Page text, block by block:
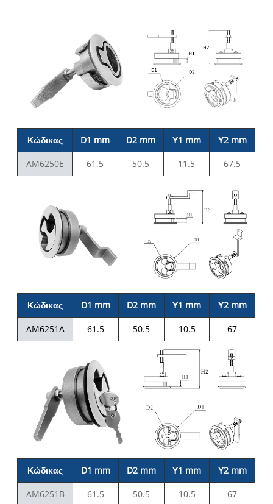
Κώδικας D1 mm D2 mm Υ1 mm Υ2 mm
AM6250E 61.5 50.5 11.5 67.5
Κώδικας D1 mm D2 mm Υ1 mm Υ2 mm
AM6251A 61.5 50.5 10.5 67
Κώδικας D1 mm D2 mm Υ1 mm Υ2 mm
AM6251B 61.5 50.5 10.5 67